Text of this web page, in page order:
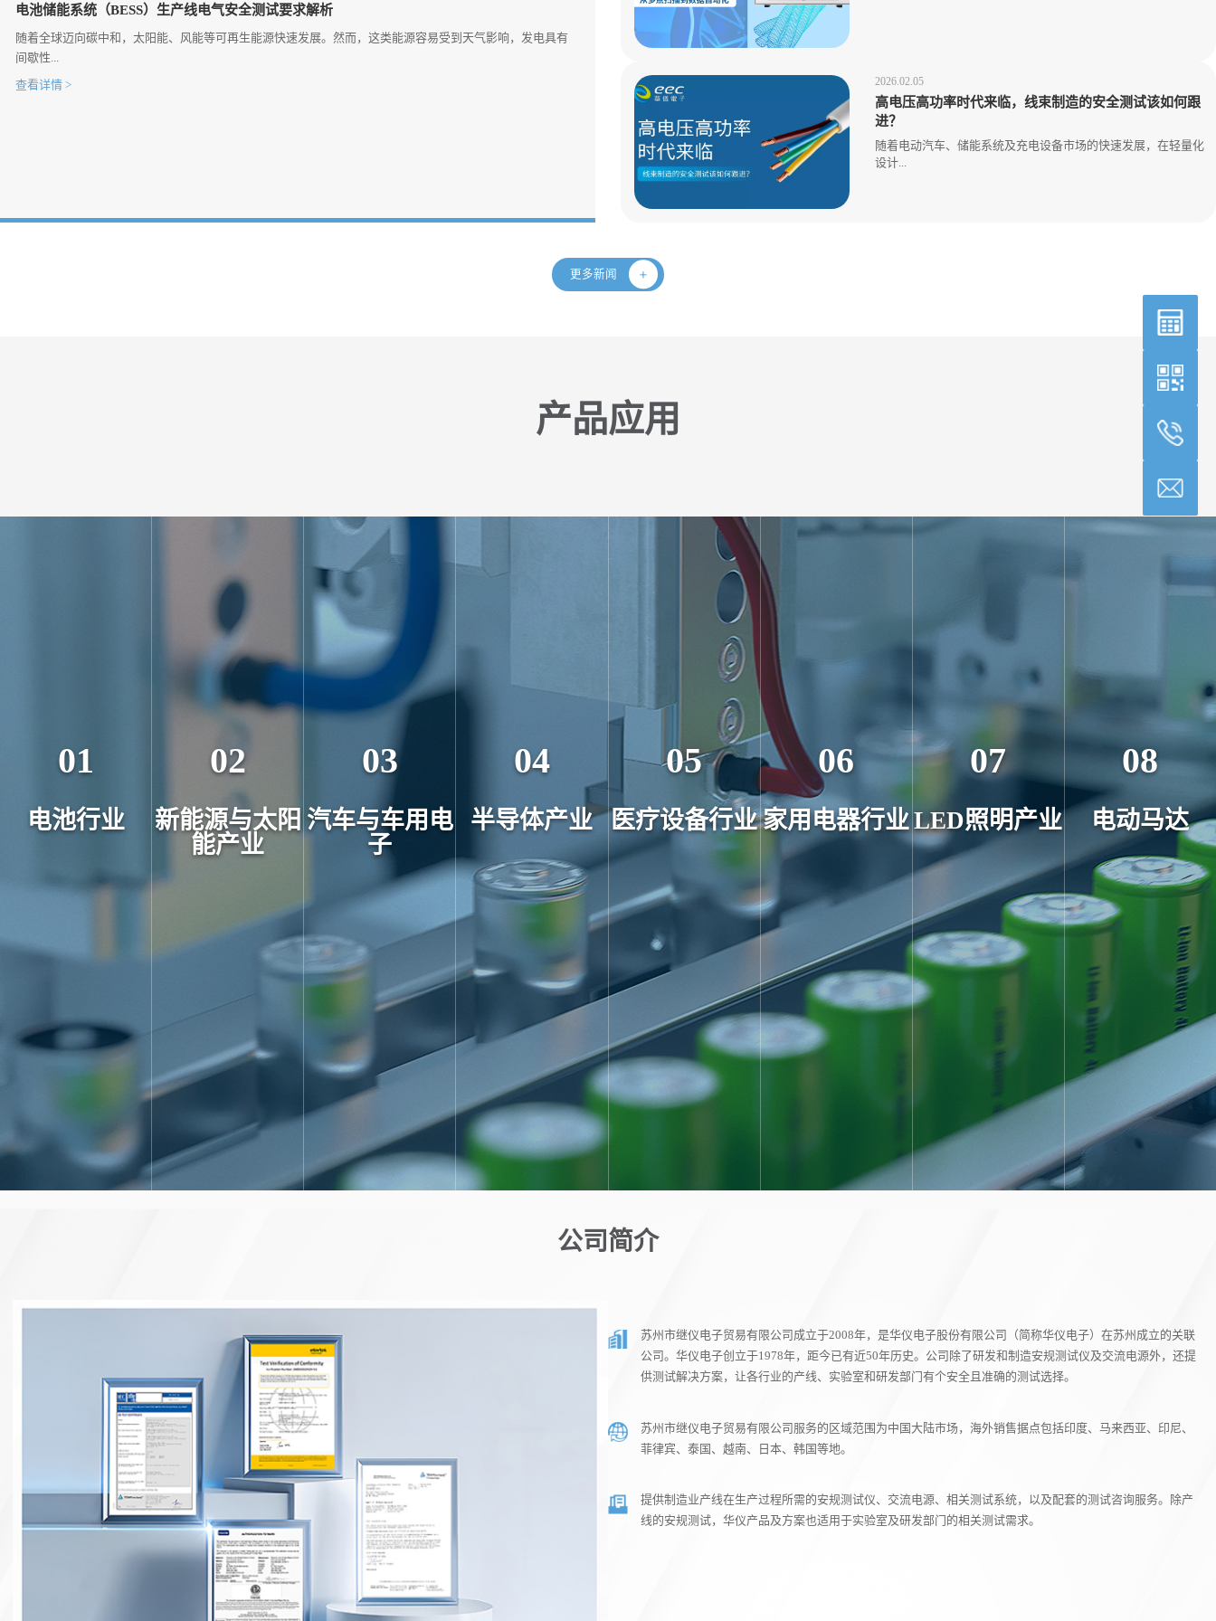
电池储能系统（BESS）生产线电气安全测试要求解析
随着全球迈向碳中和，太阳能、风能等可再生能源快速发展。然而，这类能源容易受到天气影响，发电具有
间歇性...
查看详情 > 2026.02.05
高电压高功率时代来临，线束制造的安全测试该如何跟
进？
随着电动汽车、储能系统及充电设备市场的快速发展，在轻量化
设计...
更多新闻
产品应用
01
电池行业
02
新能源与太阳
能产业
03
汽车与车用电
子
04
半导体产业
05
医疗设备行业
06
家用电器行业
07
LED照明产业
08
电动马达
公司简介
苏州市继仪电子贸易有限公司成立于2008年，是华仪电子股份有限公司（简称华仪电子）在苏州成立的关联
公司。华仪电子创立于1978年，距今已有近50年历史。公司除了研发和制造安规测试仪及交流电源外，还提
供测试解决方案，让各行业的产线、实验室和研发部门有个安全且准确的测试选择。
苏州市继仪电子贸易有限公司服务的区域范围为中国大陆市场，海外销售据点包括印度、马来西亚、印尼、
菲律宾、泰国、越南、日本、韩国等地。
提供制造业产线在生产过程所需的安规测试仪、交流电源、相关测试系统，以及配套的测试咨询服务。除产
线的安规测试，华仪产品及方案也适用于实验室及研发部门的相关测试需求。